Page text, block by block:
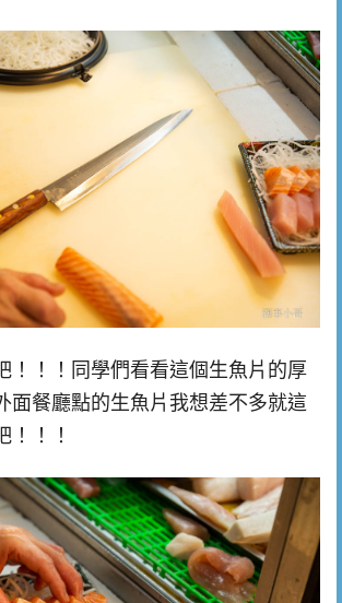
！！！同學們看看這個生魚片的厚
面餐廳點的生魚片我想差不多就這
！！！